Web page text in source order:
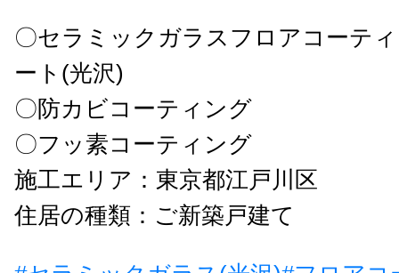
〇セラミックガラスフロアコーテ
ート(光沢)
〇防カビコーティング
〇フッ素コーティング
施工エリア：東京都江戸川区
住居の種類：ご新築戸建て